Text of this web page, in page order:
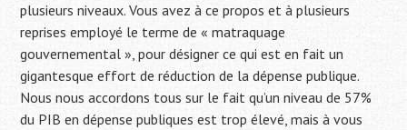
plusieurs niveaux. Vous avez à ce propos et à plusieurs
reprises employé le terme de « matraquage
gouvernemental », pour désigner ce qui est en fait un
gigantesque effort de réduction de la dépense publique.
Nous nous accordons tous sur le fait qu’un niveau de 57%
du PIB en dépense publiques est trop élevé, mais à vous